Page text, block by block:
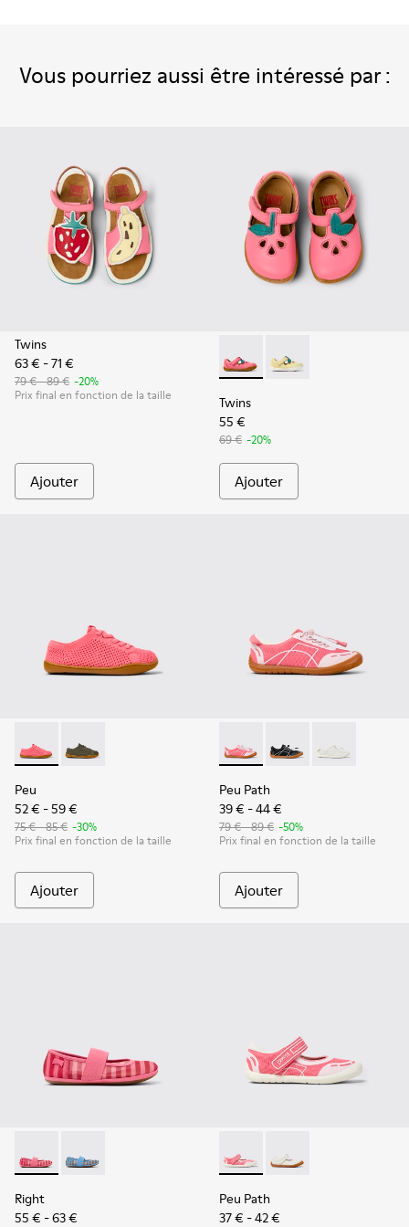
Vous pourriez aussi être intéressé par :
Twins
63 € - 71 €
79 € - 89 € -20%
Prix final en fonction de la taille
Ajouter
Twins - K800679-002 -
Twins - K800679-
Twins
55 €
69 € -20%
Ajouter
Peu - K800690-002 - Baskets roses en textile et cuir pour
Peu - K800690-003 - Baskets vertes en textile et
Peu
52 € - 59 €
75 € - 85 € -30%
Prix final en fonction de la taille
Ajouter
Peu Path - K800691-003 -
Peu Path - K800691-
Peu Path -
Peu Path
39 € - 44 €
79 € - 89 € -50%
Prix final en fonction de la taille
Ajouter
Right - K800696-001 - Ballerines roses en textile et cuir
Right - K800696-002
Right
55 € - 63 €
Peu Path - K800692-002 -
Peu Path -
Peu Path
37 € - 42 €